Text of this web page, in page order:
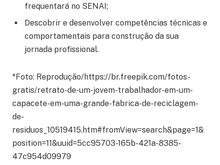
frequentará no SENAI;
Descobrir e desenvolver competências técnicas e
comportamentais para construção da sua
jornada profissional.
*Foto: Reprodução/https://br.freepik.com/fotos-
gratis/retrato-de-um-jovem-trabalhador-em-um-
capacete-em-uma-grande-fabrica-de-reciclagem-
de-
residuos_10519415.htm#fromView=search&page=1&
position=11&uuid=5cc95703-165b-421a-8385-
47c954d09979